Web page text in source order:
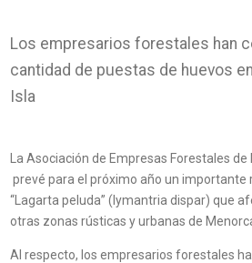
Los empresarios forestales han
cantidad de puestas de huevos
Isla
La Asociación de Empresas Forestales
prevé para el próximo año un importante
“Lagarta peluda” (lymantria dispar) que
otras zonas rústicas y urbanas de
Al respecto, los empresarios forestales